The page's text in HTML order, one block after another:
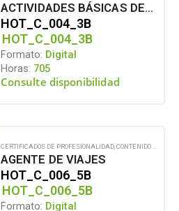
ACTIVIDADES BÁSICAS DEL DEPARTAMENTO DE PISOS
HOT_C_004_3B
HOT_C_004_3B
Formato: Digital
Horas: 705
Consulte disponibilidad
CERTIFICADOS DE PROFESIONALIDAD CONTENIDO EN FORMATO DIGITAL
AGENTE DE VIAJES
HOT_C_006_5B
HOT_C_006_5B
Formato: Digital